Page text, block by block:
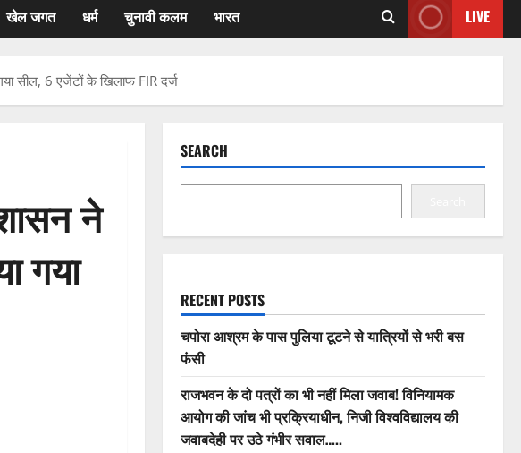
खेल जगत धर्म चुनावी कलम भारत LIVE
सील, 6 एजेंटों के खिलाफ FIR दर्ज
ने
गया
SEARCH
RECENT POSTS
चपोरा आश्रम के पास पुलिया टूटने से यात्रियों से भरी बस
फंसी
राजभवन के दो पत्रों का भी नहीं मिला जवाब! विनियामक
आयोग की जांच भी प्रक्रियाधीन, निजी विश्वविद्यालय की
जवाबदेही पर उठे गंभीर सवाल…..